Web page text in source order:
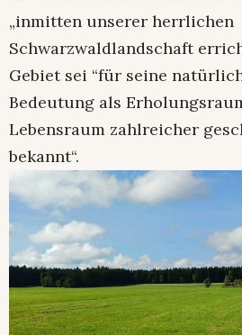
„inmitten unserer herrlichen
Schwarzwaldlandschaft
Gebiet sei “für seine
Bedeutung als
Lebensraum zahlreicher
bekannt“.